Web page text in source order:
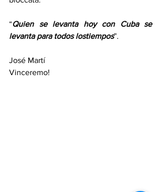
“Quien se levanta hoy con Cuba se
levanta para todos lostiempos”.
José Martí
Vinceremo!